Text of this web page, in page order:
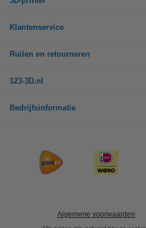
Klantenservice
Ruilen en retourneren
123-3D.nl
Bedrijfsinformatie
Algemene voorwaarden